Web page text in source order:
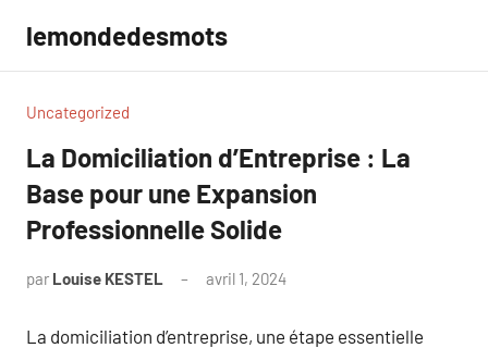
contenu
lemondedesmots
Uncategorized
La Domiciliation d’Entreprise : La
Base pour une Expansion
Professionnelle Solide
par Louise KESTEL avril 1, 2024
La domiciliation d’entreprise, une étape essentielle